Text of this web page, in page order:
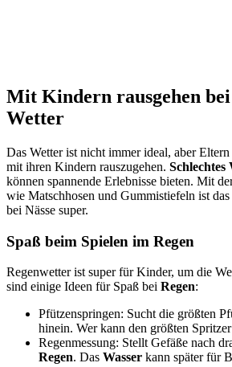
Mit Kindern rausgehen bei
Wetter
Das Wetter ist nicht immer ideal, aber
mit ihren Kindern rauszugehen. Schlechtes
können spannende Erlebnisse bieten. Mit
wie Matschhosen und Gummistiefeln ist
bei Nässe super.
Spaß beim Spielen im Regen
Regenwetter ist super für Kinder, um die
sind einige Ideen für Spaß bei Regen:
Pfützenspringen: Sucht die größten
hinein. Wer kann den größten
Regenmessung: Stellt Gefäße nach
Regen. Das Wasser kann später für